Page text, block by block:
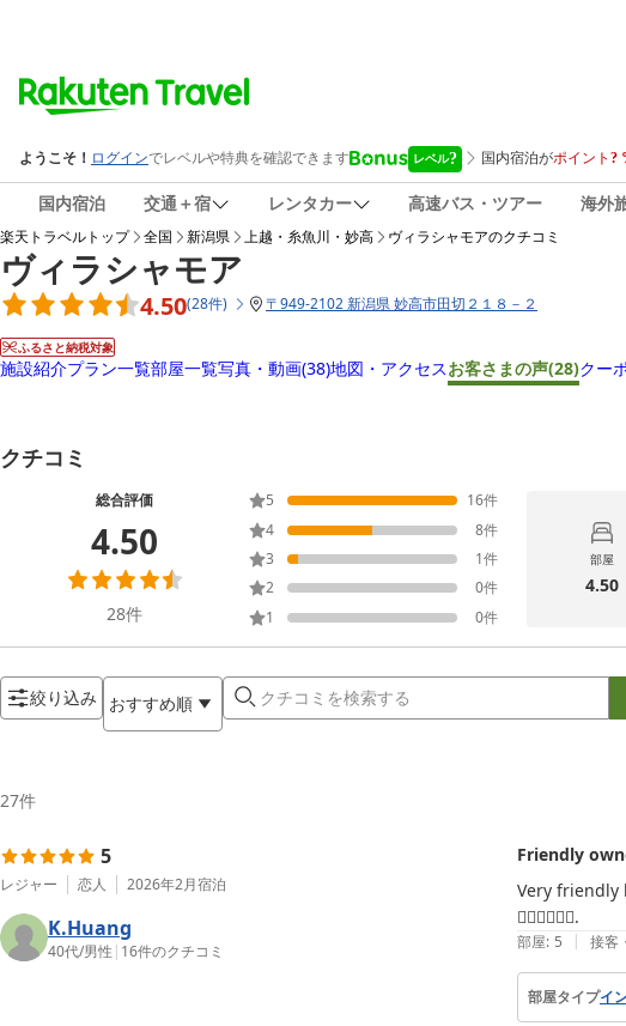
国内宿泊 交通＋宿 レンタカー 高速バス・ツアー 海外
楽天トラベルトップ 全国 新潟県 上越・糸魚川・妙高 ヴィラシャモアのクチコミ
ヴィラシャモア
4.50(28件) 〒949-2102 新潟県 妙高市田切２１８－２
ふるさと納税対象
施設紹介プラン一覧部屋一覧写真・動画(38)地図・アクセスお客さまの声(28)クー
クチコミ
総合評価
4.50
28件
5 16件
4
8件
3
1件
2
0件
1
0件
部屋
4.50
絞り込み おすすめ順
27件
5
レジャー 恋人 2026年2月宿泊
K.Huang
40代/男性 | 16件のクチコミ
Friendly
Very friendly
👍🏻👍🏻👍🏻.
部屋: 5 | 接客
部屋タイプイ